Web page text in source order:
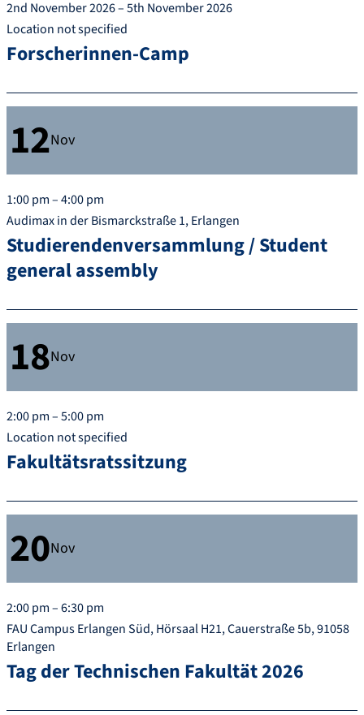
2nd November 2026 – 5th November 2026
Forscherinnen-Camp
Location not specified
12Nov
1:00 pm – 4:00 pm
Studierendenversammlung / Student
general assembly
Audimax in der Bismarckstraße 1, Erlangen
18Nov
2:00 pm – 5:00 pm
Fakultätsratssitzung
Location not specified
20Nov
2:00 pm – 6:30 pm
Tag der Technischen Fakultät 2026
FAU Campus Erlangen Süd, Hörsaal H21, Cauerstraße 5b, 91058
Erlangen